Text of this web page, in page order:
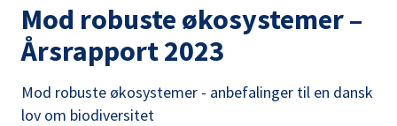
Mod robuste økosystemer –
Årsrapport 2023
Mod robuste økosystemer - anbefalinger til en dansk
lov om biodiversitet